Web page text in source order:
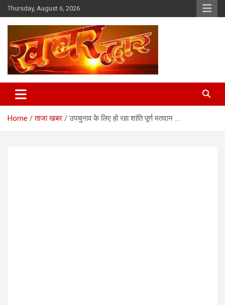
Skip
to
content
Thursday, August 6, 2026
Khabar Dwar
Home ताजा खबर उपचुनाव के लिए हो रहा शांति पूर्ण मतदान ….